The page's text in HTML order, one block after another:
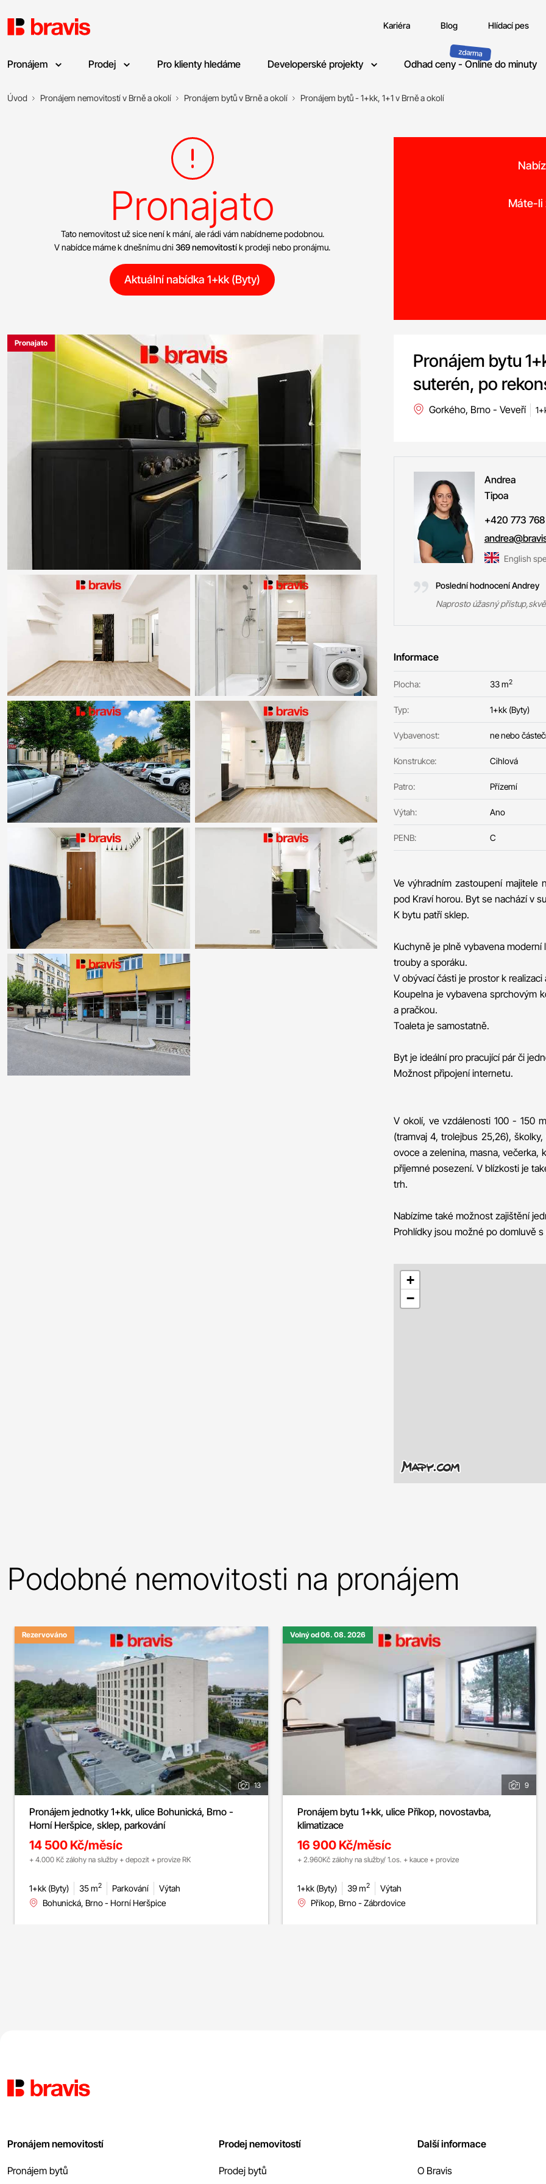
Kariéra Blog Hlídací pes
Pronájem Prodej Pro klienty hledáme Developerské projekty Odhad ceny - Online do minuty
Úvod Pronájem nemovitostí v Brně a okolí Pronájem bytů v Brně a okolí Pronájem bytů - 1+kk, 1+1 v Brně a okolí
Pronajato
Tato nemovitost už sice není k mání, ale rádi vám nabídneme podobnou.
V nabídce máme k dnešnímu dni369 nemovitostík prodeji nebo pronájmu.
Aktuální nabídka 1+kk (Byty)
Máte-li
Pronajato
Pronájem bytu
suterén, po
Gorkého, Brno - Veveří
Andrea
Tipoa
+420 773
English
Poslední hodnocení Andrey
Naprosto úžasný
Informace
Plocha: 33 m2
Typ: 1+kk (Byty)
Vybavenost: ne nebo
Konstrukce: Cihlová
Patro: Přízemí
Výtah: Ano
PENB: C
Ve výhradním zastoupení
pod Kraví horou. Byt se nachází v
K bytu patří sklep.
Kuchyně je plně vybavena
trouby a sporáku.
V obývací části je prostor k
Koupelna je vybavena sprchovým
a pračkou.
Toaleta je samostatně.
Byt je ideální pro pracující pár či
Možnost připojení internetu.
V okolí, ve vzdálenosti 100 - 150
(tramvaj 4, trolejbus 25,26),
ovoce a zelenina, masna, večerka,
příjemné posezení. V blízkosti je
trh.
Nabízíme také možnost zajištění
Prohlídky jsou možné po domluvě
+
−
Podobné nemovitosti na pronájem
Rezervováno
13
Pronájem jednotky 1+kk, ulice Bohunická, Brno -
Horní Heršpice, sklep, parkování
14 500 Kč/měsíc
+ 4.000 Kč zálohy na služby + depozit + provize RK
1+kk (Byty) 35 m2 Parkování
Výtah
Bohunická, Brno - Horní Heršpice
Volný od 06. 08. 2026
9
Pronájem bytu 1+kk, ulice Příkop, novostavba,
klimatizace
16 900 Kč/měsíc
+ 2.960Kč zálohy na služby/ 1.os. + kauce + provize
1+kk (Byty) 39 m2
Výtah
Příkop, Brno - Zábrdovice
Pronájem nemovitostí
Pronájem bytů
Prodej nemovitostí
Prodej bytů
Další informace
O Bravis